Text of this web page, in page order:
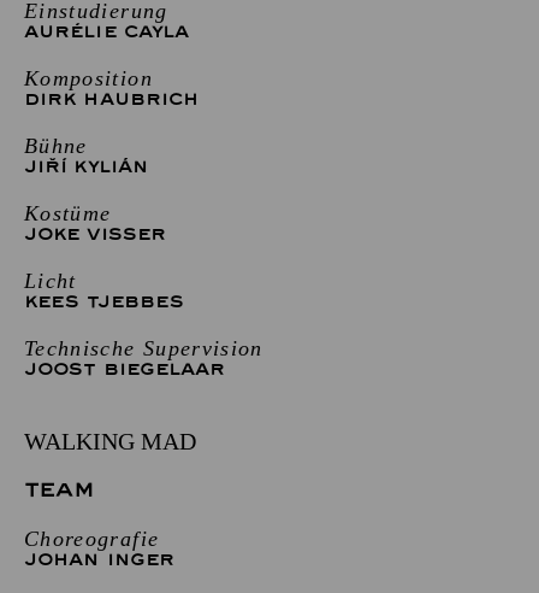
Einstudierung
AURÉLIE CAYLA
Komposition
DIRK HAUBRICH
Bühne
JIŘÍ KYLIÁN
Kostüme
JOKE VISSER
Licht
KEES TJEBBES
Technische Supervision
JOOST BIEGELAAR
WALKING MAD
TEAM
Choreografie
JOHAN INGER